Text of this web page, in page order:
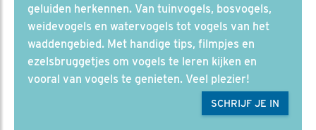
geluiden herkennen. Van tuinvogels, bosvogels,
weidevogels en watervogels tot vogels van het
waddengebied. Met handige tips, filmpjes en
ezelsbruggetjes om vogels te leren kijken en
vooral van vogels te genieten. Veel plezier!
SCHRIJF JE IN